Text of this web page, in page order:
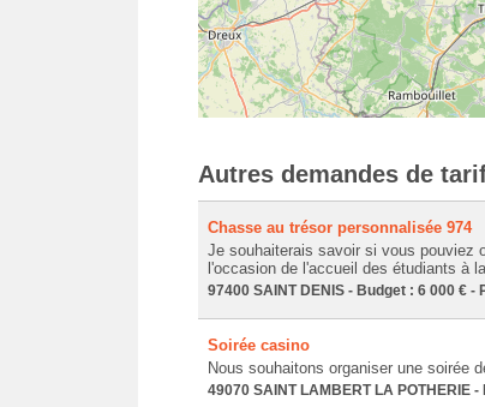
Autres demandes de
Chasse au trésor personnalisée 974
Je souhaiterais savoir si vous pouviez
l'occasion de l'accueil des étudiants à
97400 SAINT DENIS - Budget : 6 000 € -
Soirée casino
Nous souhaitons organiser une soirée
49070 SAINT LAMBERT LA POTHERIE